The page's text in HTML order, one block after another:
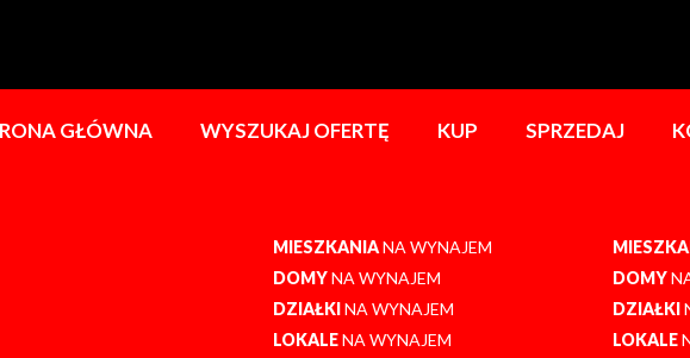
GŁÓWNA WYSZUKAJ OFERTĘ KUP SPRZEDAJ
MIESZKANIANA WYNAJEM
DOMYNA WYNAJEM
DZIAŁKINA WYNAJEM
LOKALENA WYNAJEM
DOMY
DZIAŁKI
LOKALE